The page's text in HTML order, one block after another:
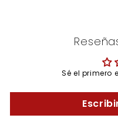
Sé el primero